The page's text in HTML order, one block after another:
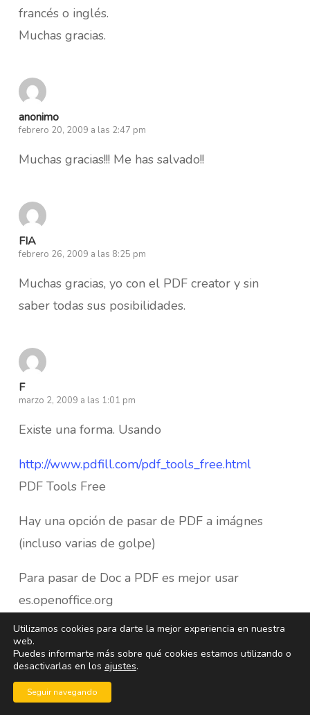
francés o inglés.
Muchas gracias.
anonimo
febrero 20, 2009 a las 2:47 pm
Muchas gracias!!! Me has salvado!!
FIA
febrero 26, 2009 a las 8:25 pm
Muchas gracias, yo con el PDF creator y sin
saber todas sus posibilidades.
F
marzo 2, 2009 a las 1:01 pm
Existe una forma. Usando
http://www.pdfill.com/pdf_tools_free.html
PDF Tools Free
Hay una opción de pasar de PDF a imágnes
(incluso varias de golpe)
Para pasar de Doc a PDF es mejor usar
es.openoffice.org
Nadia
marzo 6, 2009 a las 5:47 pm
Utilizamos cookies para darte la mejor experiencia en nuestra
web.
Puedes informarte más sobre qué cookies estamos utilizando o
desactivarlas en los ajustes.
Seguir navegando